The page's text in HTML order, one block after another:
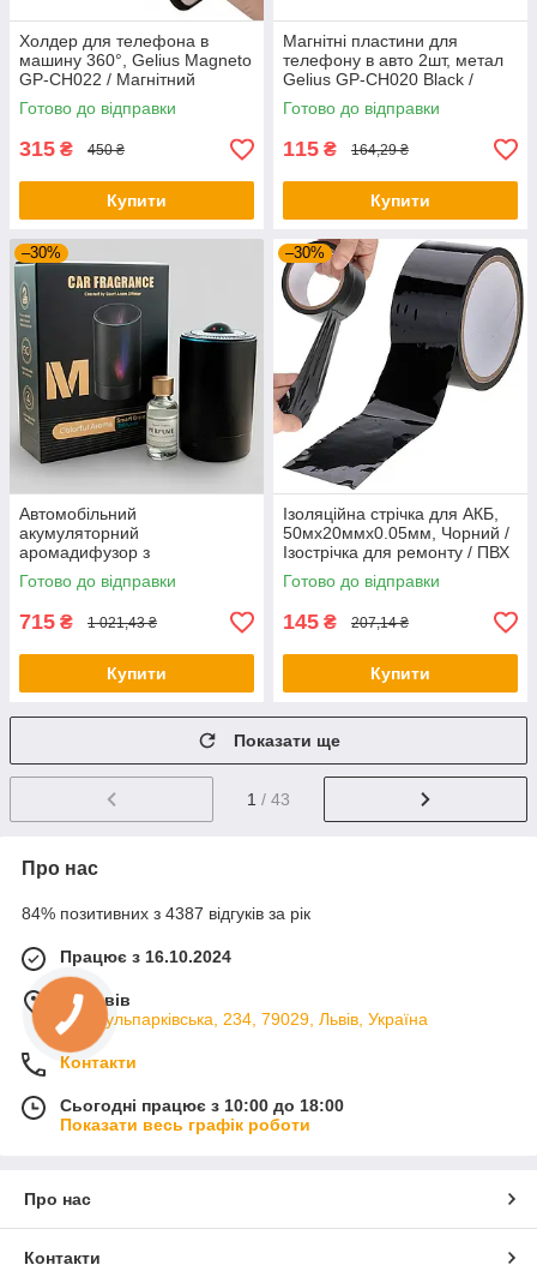
Холдер для телефона в
машину 360°, Gelius Magneto
GP-CH022 / Магнітний
тримач в авто / Автотримач
магнітний
Готово до відправки
315 ₴ 450 ₴
Купити
Магнітні пластини для
телефону в авто 2шт, метал
Gelius GP-CH020 Black /
Комплект пластин для
з'єднання телефону з
Готово до відправки
115 ₴ 164,29 ₴
Купити
–30%
Автомобільний
акумуляторний
аромадифузор з
підсвічуванням RGB від USB
600мАч M88 / Ароматизатор
дифузор
Готово до відправки
715 ₴ 1 021,43 ₴
Купити
–30%
Ізоляційна стрічка для АКБ,
50мх20ммх0.05мм, Чорний /
Ізострічка для ремонту / ПВХ
стрічка ізоляційна
Готово до відправки
145 ₴ 207,14 ₴
Купити
Показати ще
1 / 43
Про нас
84% позитивних з 4387 відгуків за рік
Працює з 16.10.2024
м. Львів
вул. Кульпарківська, 234, 79029, Львів, Україна
Контакти
Сьогодні працює з 10:00 до 18:00
Показати весь графік роботи
Про нас
Контакти